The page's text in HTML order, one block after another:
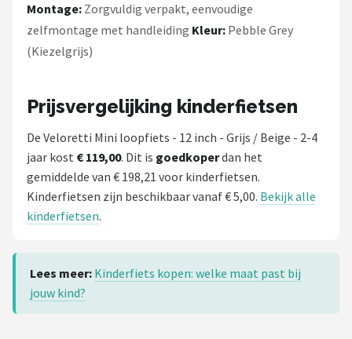
Montage: Zorgvuldig verpakt, eenvoudige
zelfmontage met handleiding Kleur: Pebble Grey
(Kiezelgrijs)
Prijsvergelijking kinderfietsen
De Veloretti Mini loopfiets - 12 inch - Grijs / Beige - 2-4
jaar kost € 119,00. Dit is goedkoperdan het
gemiddelde van € 198,21 voor kinderfietsen.
Kinderfietsen zijn beschikbaar vanaf € 5,00. Bekijk alle
kinderfietsen.
Lees meer: Kinderfiets kopen: welke maat past bij
jouw kind?